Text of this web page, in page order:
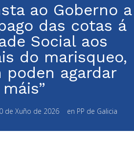
ao Goberno a
das cotas á
Social aos
do marisqueo,
poden agardar
máis”
de Xuño de 2026 en PP de Galicia